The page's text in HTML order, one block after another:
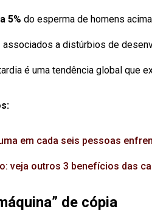
5% do esperma de homens
a distúrbios de
é uma tendência global que
em cada seis pessoas
veja outros 3 benefícios das
de cópia